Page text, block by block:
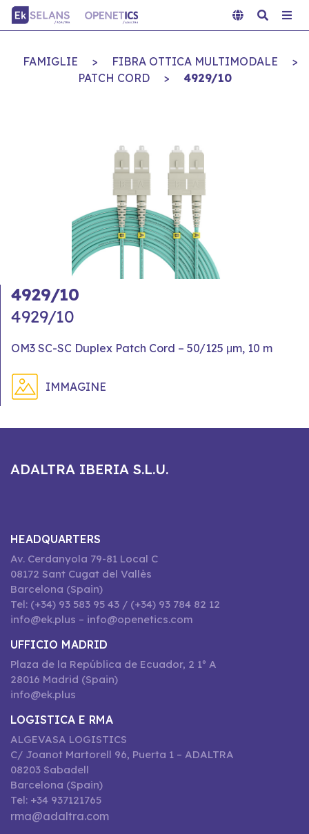
FAMIGLIE > FIBRA OTTICA MULTIMODALE
>
PATCH CORD
> 4929/10
4929/10
4929/10
OM3 SC-SC Duplex Patch Cord – 50/125 μm, 10 m
IMMAGINE
ADALTRA IBERIA S.L.U.
HEADQUARTERS
Av. Cerdanyola 79-81 Local C
08172 Sant Cugat del Vallès
Barcelona (Spain)
Tel: (+34) 93 583 95 43 / (+34) 93 784 82 12
info@ek.plus – info@openetics.com
UFFICIO MADRID
Plaza de la República de Ecuador, 2 1º A
28016 Madrid (Spain)
info@ek.plus
LOGISTICA E RMA
ALGEVASA LOGISTICS
C/ Joanot Martorell 96, Puerta 1 – ADALTRA
08203 Sabadell
Barcelona (Spain)
Tel: +34 937121765
rma@adaltra.com